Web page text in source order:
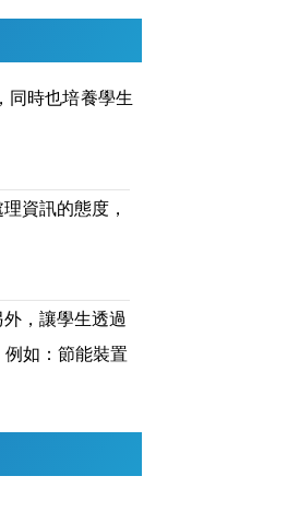
同時也培養學生
資訊的態度，
，讓學生透過
如：節能裝置